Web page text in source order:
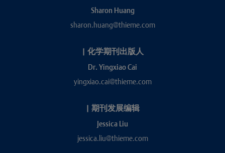
Sharon Huang
sharon.huang@thieme.com
| 化学期刊出版人
Dr. Yingxiao Cai
yingxiao.cai@thieme.com
| 期刊发展编辑
Jessica Liu
jessica.liu@thieme.com